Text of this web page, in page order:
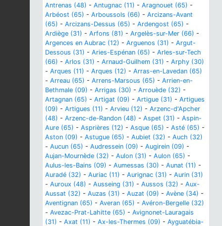
Antrenas (48) - Antugnac (11) - Aragnouet (65) -
Arbéost (65) - Arboussols (66) - Arcizans-Avant
(65) - Arcizans-Dessus (65) - Ardengost (65) -
Ardiège (31) - Arfons (81) - Argelès-sur-Mer (66) -
Argences en Aubrac (12) - Arguenos (31) - Argut-
Dessous (31) - Aries-Espénan (65) - Arles-sur-Tech
(66) - Arlos (31) - Arnaud-Guilhem (31) - Arphy (30)
- Arques (11) - Arques (12) - Arras-en-Lavedan (65)
- Arreau (65) - Arrens-Marsous (65) - Arrien-en-
Bethmale (09) - Arrigas (30) - Arrouède (32) -
Artagnan (65) - Artigat (09) - Artigue (31) - Artigues
(09) - Artigues (11) - Arvieu (12) - Arzenc-d'Apcher
(48) - Arzenc-de-Randon (48) - Aspet (31) - Aspin-
Aure (65) - Asprières (12) - Asque (65) - Asté (65) -
Aston (09) - Astugue (65) - Aubiet (32) - Auch (32)
- Aucun (65) - Audressein (09) - Augirein (09) -
Aujan-Mournède (32) - Aulon (31) - Aulon (65) -
Aulus-les-Bains (09) - Aumessas (30) - Aunat (11) -
Auradé (32) - Auriac (11) - Aurignac (31) - Aurin (31)
- Auroux (48) - Ausseing (31) - Aussos (32) - Aux-
Aussat (32) - Auzas (31) - Auzat (09) - Avène (34) -
Aventignan (65) - Averan (65) - Avéron-Bergelle (32)
- Avezac-Prat-Lahitte (65) - Avignonet-Lauragais
(31) - Axat (11) - Ax-les-Thermes (09) - Ayguatébia-